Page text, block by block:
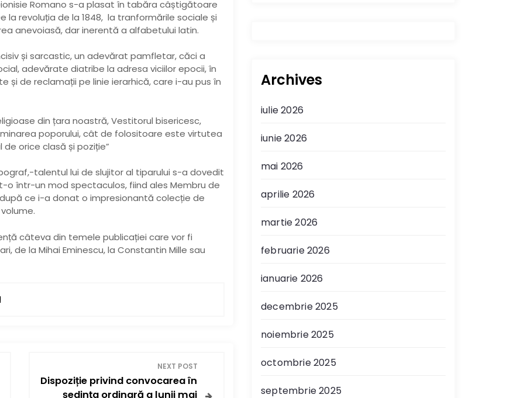
Romano s-a plasat în tabăra câștigătoare
la revoluția de la 1848, la tranformările sociale și
anevoiasă, dar inerentă a alfabetului latin.
și sarcastic, un adevărat pamfletar, căci a
adevărate diatribe la adresa viciilor epocii, în
și de reclamații pe linie ierarhică, care i-au pus în
din țara noastră, Vestitorul bisericesc,
poporului, cât de folositoare este virtutea
orice clasă și poziție”
talentul lui de slujitor al tiparului s-a dovedit
într-un mod spectaculos, fiind ales Membru de
ce i-a donat o impresionantă colecție de
câteva din temele publicației care vor fi
de la Mihai Eminescu, la Constantin Mille sau
NEXT POST
Dispoziție privind convocarea în
şedinţa ordinară a lunii mai
Archives
iulie 2026
iunie 2026
mai 2026
aprilie 2026
martie 2026
februarie 2026
ianuarie 2026
decembrie 2025
noiembrie 2025
octombrie 2025
septembrie 2025